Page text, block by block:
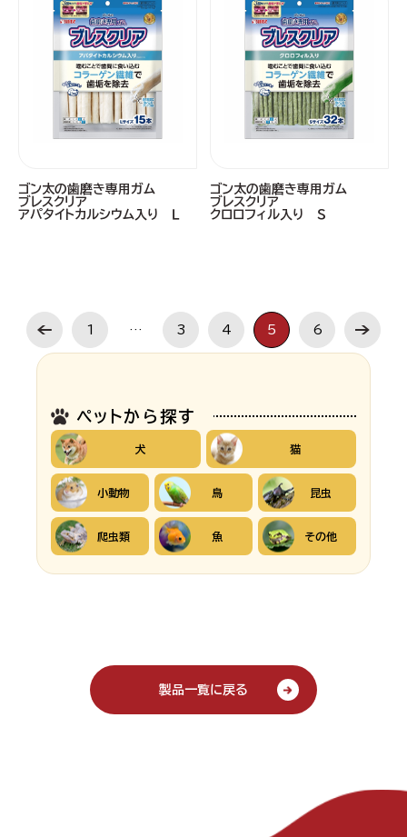
ゴン太の歯磨き専用ガム
ブレスクリア
アパタイトカルシウム入り Ｌ
ゴン太の歯磨き専用ガム
ブレスクリア
クロロフィル入り Ｓ
1 … 3 4 5 6
ペットから探す
犬 猫
小動物 鳥 昆虫
爬虫類 魚 その他
製品一覧に戻る